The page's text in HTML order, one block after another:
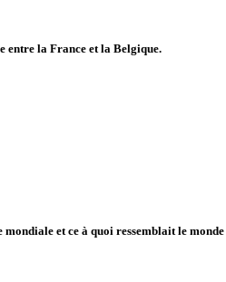
entre la France et la Belgique.
et ce à quoi ressemblait le monde